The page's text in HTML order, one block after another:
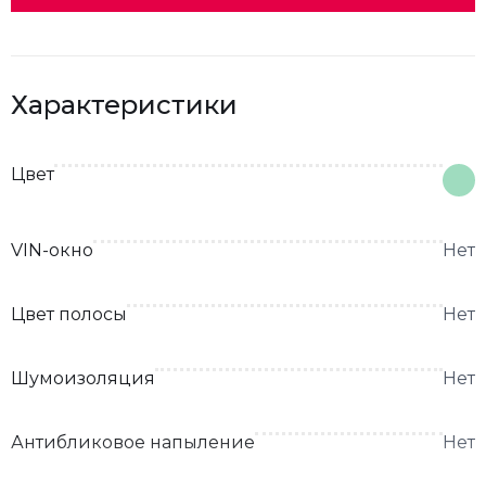
Характеристики
Цвет
VIN-окно Нет
Цвет полосы Нет
Шумоизоляция Нет
Антибликовое напыление Нет